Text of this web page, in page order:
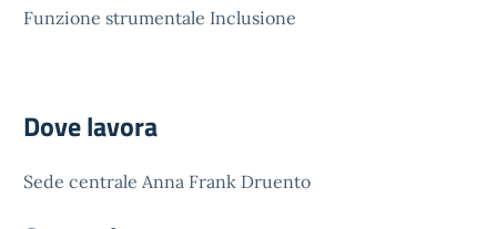
Funzione strumentale Inclusione
Dove lavora
Sede centrale Anna Frank Druento